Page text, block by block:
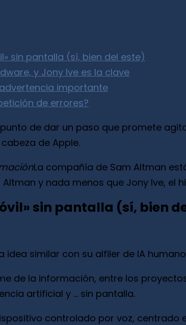
sin pantalla (sí, bien del este)
y Jony Ive es la clave
importante
de errores?
de dar un paso que promete
de Apple.
La compañía de Sam Altman
y nada menos que Jony Ive, el
sin pantalla (sí, bien
idea similar con su alfiler de IA
de la información, entre los
artificial y … sin pantalla.
controlado por voz, centrado